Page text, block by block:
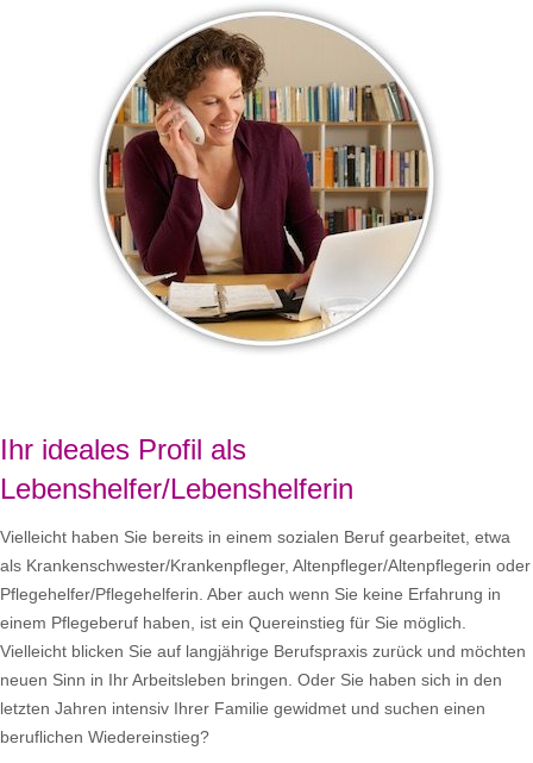
Ihr ideales Profil als
Lebenshelfer/Lebenshelferin
Vielleicht haben Sie bereits in einem sozialen Beruf gearbeitet, etwa
als Krankenschwester/Krankenpfleger, Altenpfleger/Altenpflegerin oder
Pflegehelfer/Pflegehelferin. Aber auch wenn Sie keine Erfahrung in
einem Pflegeberuf haben, ist ein Quereinstieg für Sie möglich.
Vielleicht blicken Sie auf langjährige Berufspraxis zurück und möchten
neuen Sinn in Ihr Arbeitsleben bringen. Oder Sie haben sich in den
letzten Jahren intensiv Ihrer Familie gewidmet und suchen einen
beruflichen Wiedereinstieg?